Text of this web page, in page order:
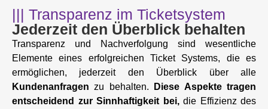
||| Transparenz im Ticketsystem
Jederzeit den Überblick behalten
Transparenz und Nachverfolgung sind wesentliche
Elemente eines erfolgreichen Ticket Systems, die es
ermöglichen, jederzeit den Überblick über alle
Kundenanfragen zu behalten.
Diese Aspekte tragen
entscheidend zur Sinnhaftigkeit bei,die Effizienz des